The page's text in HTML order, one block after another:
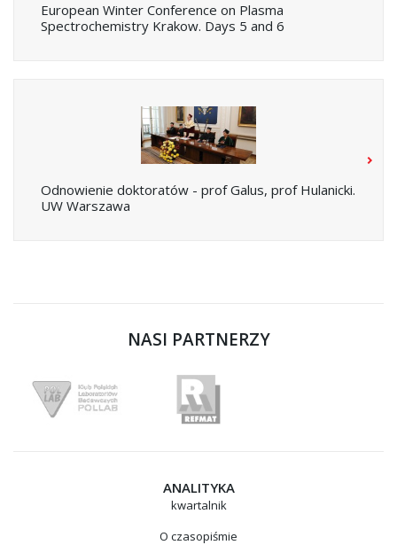
European Winter Conference on Plasma
Spectrochemistry Krakow. Days 5 and 6
Odnowienie doktoratów - prof Galus, prof Hulanicki.
UW Warszawa
NASI PARTNERZY
ANALITYKA
kwartalnik
O czasopiśmie